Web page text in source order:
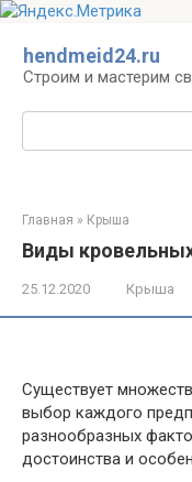
контенту
hendmeid24.ru
Строим и мастерим
Поиск:
Главная » Крыша
Виды
25.12.2020 Крыша
Существует
выбор каждого
разнообразных
достоинства и